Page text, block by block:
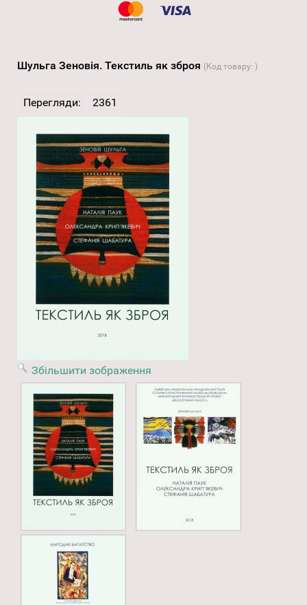
Шульга Зеновія. Текстиль як зброя (Код товару: )
Перегляди: 2361
Збільшити зображення